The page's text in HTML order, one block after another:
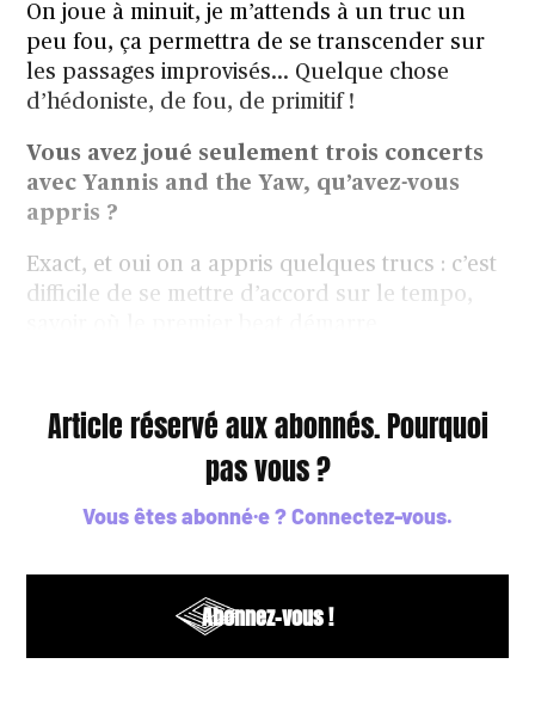
On joue à minuit, je m’attends à un truc un
peu fou, ça permettra de se transcender sur
les passages improvisés… Quelque chose
d’hédoniste, de fou, de primitif !
Vous avez joué seulement trois concerts
avec Yannis and the Yaw, qu’avez-vous
appris ?
Exact, et oui on a appris quelques trucs : c’est
difficile de se mettre d’accord sur le tempo,
Article réservé aux abonnés. Pourquoi
pas vous ?
Vous êtes abonné·e ?Connectez-vous.
Abonnez-vous !